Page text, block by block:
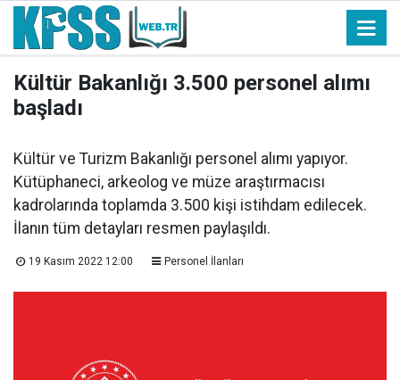
Kültür Bakanlığı 3.500 personel alımı
başladı
Kültür ve Turizm Bakanlığı personel alımı yapıyor.
Kütüphaneci, arkeolog ve müze araştırmacısı
kadrolarında toplamda 3.500 kişi istihdam edilecek.
İlanın tüm detayları resmen paylaşıldı.
19 Kasım 2022 12:00 Personel İlanları